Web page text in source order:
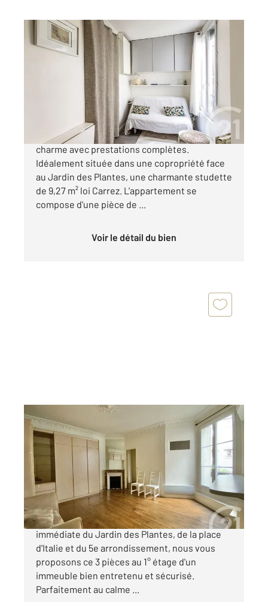
PARIS 75005
9,27 m2, 1 pièce
Ref : 31733
Appartement Studette à vendre
142 000 €
À deux pas du Jardin des Plantes Studette de
charme avec prestations complètes.
Idéalement située dans une copropriété face
au Jardin des Plantes, une charmante studette
de 9,27 m² loi Carrez. L'appartement se
compose d'une pièce de ...
Voir le détail du bien
PARIS 75013
45,50 m2, 3 pièces
Ref : 31834
Appartement F3 à vendre
426 000 €
Paris 13 rue du Banquier À proximité
immédiate du Jardin des Plantes, de la place
d'Italie et du 5e arrondissement, nous vous
proposons ce 3 pièces au 1° étage d'un
immeuble bien entretenu et sécurisé.
Parfaitement au calme ...